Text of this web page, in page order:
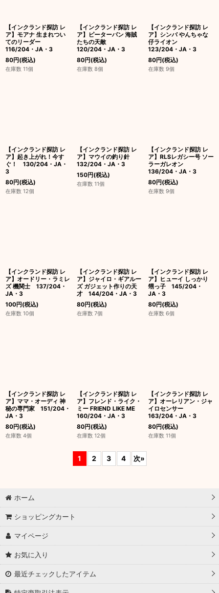
【インクランド探訪 レ
ア】モアナ 生まれつい
てのリーダー
116/204・JA・3
80円(税込)
在庫数 11個
【インクランド探訪 レ
ア】ピーターパン 海賊
たちの天敵
120/204・JA・3
80円(税込)
在庫数 8個
【インクランド探訪 レ
ア】シンバ やんちゃな
仔ライオン
123/204・JA・3
80円(税込)
在庫数 9個
【インクランド探訪 レ
ア】起き上がれ！今す
ぐ！ 130/204・JA・
3
80円(税込)
在庫数 12個
【インクランド探訪 レ
ア】マウイの釣り針
132/204・JA・3
150円(税込)
在庫数 11個
【インクランド探訪 レ
ア】RLSレガシー号 ソー
ラーガレオン
136/204・JA・3
80円(税込)
在庫数 9個
【インクランド探訪 レ
ア】オードリー・ラミレ
ズ 機関士 137/204・
JA・3
100円(税込)
在庫数 10個
【インクランド探訪 レ
ア】ジャイロ・ギアルー
ズ ガジェット作りの天
才 144/204・JA・3
80円(税込)
在庫数 7個
【インクランド探訪 レ
ア】ヒューイ しっかり
甥っ子 145/204・
JA・3
80円(税込)
在庫数 6個
【インクランド探訪 レ
ア】ママ・オーディ 神
秘の専門家 151/204・
JA・3
80円(税込)
在庫数 4個
【インクランド探訪 レ
ア】フレンド・ライク・
ミー FRIEND LIKE ME
160/204・JA・3
80円(税込)
在庫数 12個
【インクランド探訪 レ
ア】オーレリアン・ジャ
イロセンサー
163/204・JA・3
80円(税込)
在庫数 11個
1 2 3 4 次»
ホーム
ショッピングカート
マイページ
お気に入り
最近チェックしたアイテム